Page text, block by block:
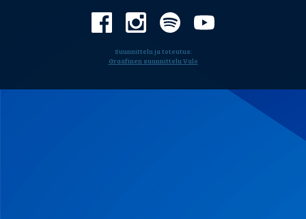
Suunnittelu ja toteutus:
Graafinen suunnittelu Valo